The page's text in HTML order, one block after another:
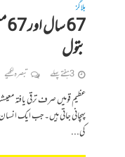
بلاگز
بتول
3 ہفتے پہلے تبصرہ لکھیے
عظیم قومیں صرف ترقی یافتہ
پہچانی جاتی ہیں۔ جب ایک
کی...